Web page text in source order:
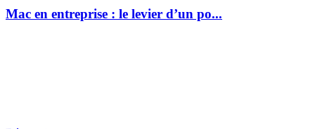
Mac en entreprise : le levier d’un po...